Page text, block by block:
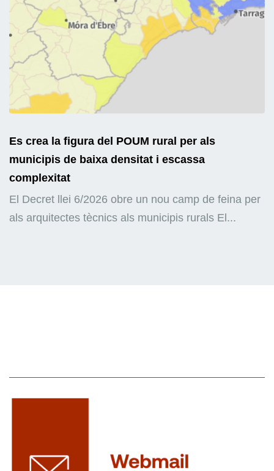
Es crea la figura del POUM rural per als
municipis de baixa densitat i escassa
complexitat
El Decret llei 6/2026 obre un nou camp de feina per
als arquitectes tècnics als municipis rurals El...